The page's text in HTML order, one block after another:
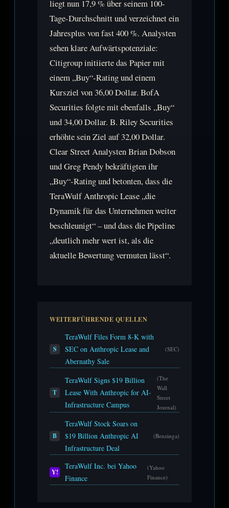
liegt nun 17,9 % über seinem 100-
Tage-Durchschnitt und verzeichnet ein
Jahresplus von fast 400 %. Analysten
sehen klare Aufwärtspotenziale:
Citigroup initiierte das Papier mit
einem „Buy“-Rating und einem
Kursziel von 36,00 Dollar. BofA
Securities folgte mit ebenfalls „Buy“
und 34,00 Dollar. B. Riley Securities
erhöhte sein Ziel auf 32,00 Dollar.
Clear Street Analysten Brian Dobson
und Greg Pendy bekräftigten ihr
„Buy“-Rating und betonten, dass die
TeraWulf Anthropic Lease „die
Dynamik für das Unternehmen weiter
beschleunigt“ – und dass die Pipeline
„deutlich mehr wert ist, als die
aktuelle Bewertung vermuten lässt“.
WEITERFÜHRENDE QUELLEN
S
TeraWulf Files Form 8-K with
SEC on Anthropic Lease and
Abernathy Sale
(SEC)
T
TeraWulf Signs $19 Billion
Lease With Anthropic for AI-
Infrastructure Campus
(The
Wall
Street
Journal)
B
TeraWulf Stock Soars on
$19 Billion Anthropic AI
Infrastructure Deal
(Benzinga)
Y!
TeraWulf Inc. bei Yahoo
Finance
(Yahoo
Finance)